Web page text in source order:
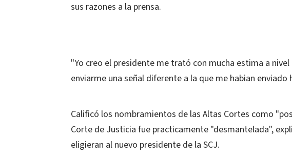
sus razones a la prensa.
"Yo creo el presidente me trató con mucha estima a
enviarme una señal diferente a la que me habian
Calificó los nombramientos de las Altas Cortes como
Corte de Justicia fue practicamente "desmantelada",
eligieran al nuevo presidente de la SCJ.